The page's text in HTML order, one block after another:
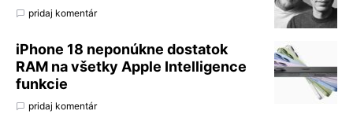
pridaj komentár
iPhone 18 neponúkne dostatok
RAM na všetky Apple Intelligence
funkcie
pridaj komentár